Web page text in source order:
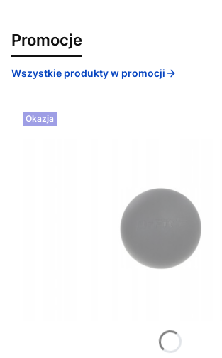
Promocje
Wszystkie produkty w promocji
Okazja